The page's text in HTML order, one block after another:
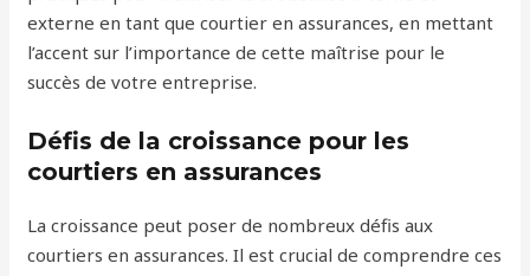
externe en tant que courtier en assurances, en mettant
l’accent sur l’importance de cette maîtrise pour le
succès de votre entreprise.
Défis de la croissance pour les
courtiers en assurances
La croissance peut poser de nombreux défis aux
courtiers en assurances. Il est crucial de comprendre ces